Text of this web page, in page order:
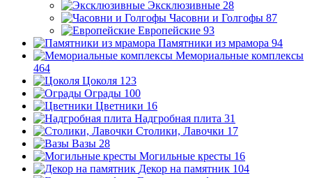
Эксклюзивные 28
Часовни и Голгофы 87
Европейские 93
Памятники из мрамора 94
Мемориальные комплексы
464
Цоколя 123
Ограды 100
Цветники 16
Надгробная плита 31
Столики, Лавочки 17
Вазы 28
Могильные кресты 16
Декор на памятник 104